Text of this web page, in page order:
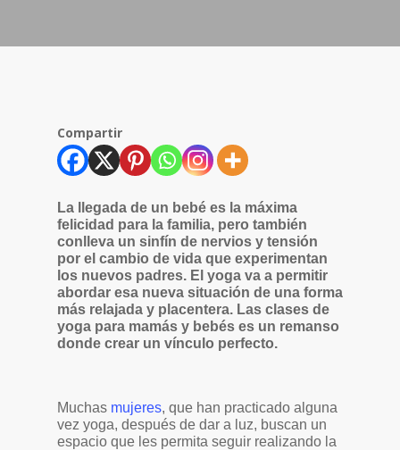
Compartir
La llegada de un bebé es la máxima
felicidad para la familia, pero también
conlleva un sinfín de nervios y tensión
por el cambio de vida que experimentan
los nuevos padres. El yoga va a permitir
abordar esa nueva situación de una forma
más relajada y placentera. Las clases de
yoga para mamás y bebés es un remanso
donde crear un vínculo perfecto.
Muchas mujeres, que han practicado alguna
vez yoga, después de dar a luz, buscan un
espacio que les permita seguir realizando la